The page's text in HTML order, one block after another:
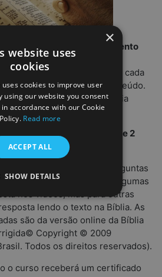
Escrituras - Antigo Testamento
The Bible Project como
da Bíblia. O vídeo sobre cada
estrutura do livro e seu conteúdo.
livro contribui para a história
da Bíblia: Deuteronômio, 1 e 2
e Ageu
de múltipla escolha e perguntas
refletir e conversar. Para algumas
nos vídeos, mas para outras
lendo o texto na Bíblia. As
são da versão online da Bíblia
Copyright © 2009
Todos os direitos reservados).
o curso receberá um certificado
×
website uses
cookies
uses cookies to improve user
using our website you consent
accordance with our Cookie
Policy. Read more
ACCEPT ALL
SHOW DETAILS